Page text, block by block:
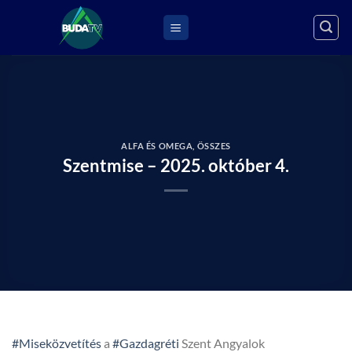
ALFA ÉS OMEGA ÖSSZES
Szentmise – 2025. október 4.
#Miseközvetítésa #Gazdagréti Szent Angyalok